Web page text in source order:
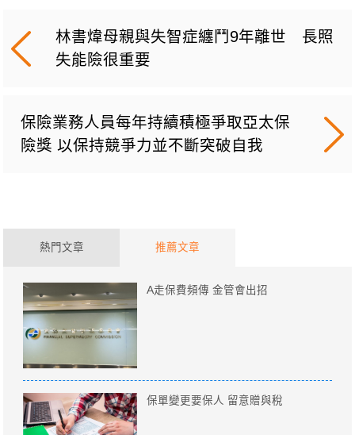
林書煒母親與失智症纏鬥9年離世 長照
失能險很重要
保險業務人員每年持續積極爭取亞太保
險獎 以保持競爭力並不斷突破自我
熱門文章 推薦文章
A走保費頻傳 金管會出招
保單變更要保人 留意贈與稅